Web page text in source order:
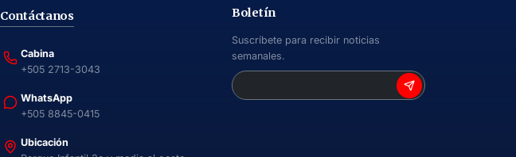
Contáctanos
Cabina
+505 2713-3043
WhatsApp
+505 8845-0415
Ubicación
Boletín
Suscríbete para recibir noticias
semanales.